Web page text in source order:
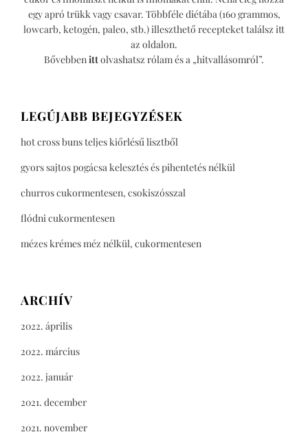
egy apró trükk vagy csavar. Többféle diétába (160 grammos,
lowcarb, ketogén, paleo, stb.) illeszthető recepteket találsz itt
az oldalon.
Bővebbenittolvashatsz rólam és a „hitvallásomról”.
LEGÚJABB BEJEGYZÉSEK
hot cross buns teljes kiőrlésű lisztből
gyors sajtos pogácsa kelesztés és pihentetés nélkül
churros cukormentesen, csokiszósszal
flódni cukormentesen
mézes krémes méz nélkül, cukormentesen
ARCHÍV
2022. április
2022. március
2022. január
2021. december
2021. november